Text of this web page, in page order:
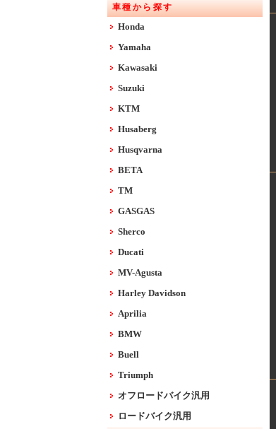
車種から探す
Honda
Yamaha
Kawasaki
Suzuki
KTM
Husaberg
Husqvarna
BETA
TM
GASGAS
Sherco
Ducati
MV-Agusta
Harley Davidson
Aprilia
BMW
Buell
Triumph
オフロードバイク汎用
ロードバイク汎用